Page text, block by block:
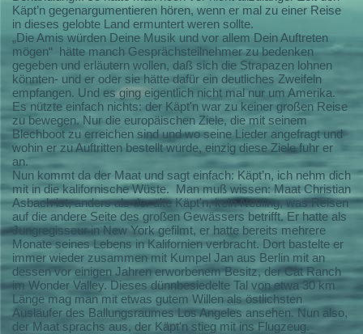
Käpt’n gegenargumentieren hören, wenn er mal zu einer Reise
in dieses gelobte Land ermuntert weren sollte.
„Die Amis würden Deine Musik und vor allem Dein Auftreten
mögen“ hätte manch Gesprächsteilnehmer zu bedenken
gegeben und erläutern wollen, daß sich die Strapazen lohnen
könnten- und er oder sie hätte dafür ein deutliches Zweifeln
empfangen. Und es ging eigentlich nicht mal nur um Amerika.
Es nützte einfach nichts: der Käpt'n war zu keiner großen Reise
zu bewegen. Nur die europäischen Ziele, die mit seinem
Blechboot zu erreichen sind und wo seine Lieder angefragt und
wohin er zu Auftritten bestellt wurde, einzig diese Ziele fuhr er
an.
Nun kommt da der Maat und sagt einfach: Käpt’n, ich nehm dich
mit in die kalifornische Wüste. Man muß wissen: Maat Christian
Asbach ist, anders als der alte Käpt'n, kein Neuling, was Reisen
auf die andere Seite des großen Gewässers betrifft. Er hatte als
Jungregisseur in New York gefilmt, er hatte bereits mehrere
Monate seines Lebens in Kalifornien verbracht. Dort bastelte er
immer wieder zusammen mit Kumpel Jan aus Berlin mit an
dessen vor einigen Jahren erworbenem Besitz, der Cat Ranch
im Wonder Valley. Dieses dünnbesiedelte Tal von etwa 30 km
Länge mag man mit etwas gutem Willen als östlichsten
Ausläufer des Ballungsraumes Los Angeles ansehen. Nun also,
der Maat sprachs aus, der Käpt'n stieg mit ins Flugzeug.